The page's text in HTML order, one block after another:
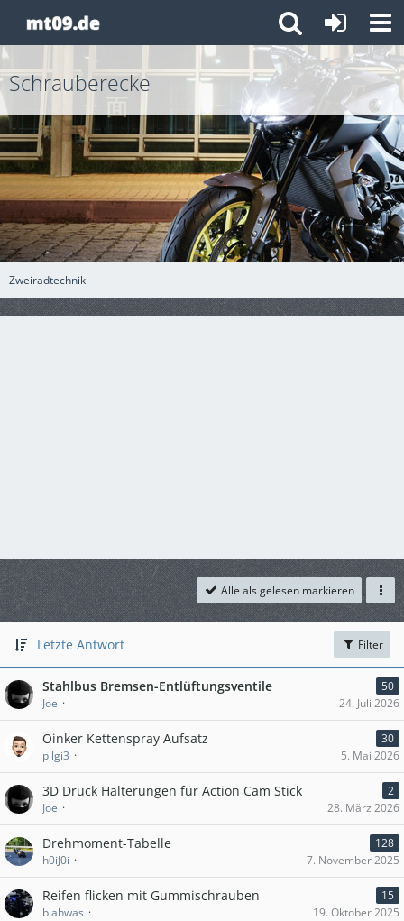
Zweiradtechnik
Schrauberecke
Alle als gelesen markieren
Letzte Antwort Filter
Stahlbus Bremsen-Entlüftungsventile
50
Joe
24. Juli 2026
Oinker Kettenspray Aufsatz
30
pilgi3
5. Mai 2026
3D Druck Halterungen für Action Cam Stick
2
Joe
28. März 2026
Drehmoment-Tabelle
128
h0iJ0i
7. November 2025
Reifen flicken mit Gummischrauben
15
blahwas
19. Oktober 2025